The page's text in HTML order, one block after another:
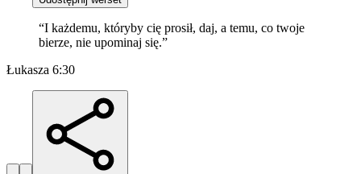
“I każdemu, któryby cię prosił, daj, a temu, co twoje
bierze, nie upominaj się.”
Łukasza 6:30